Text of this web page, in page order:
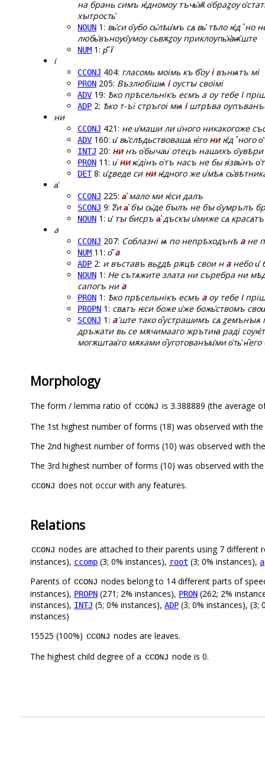
на брань симъ ѥ҅дномоу тъчь҆ѭ҄ о҅браꙁоу
хꙑтрость҆
NOUN 1: вь҆си о̑убо сь҆лѣи҅мъ сꙙ вь҆ тѣло ѥ҅дꙿно
любь҆въноуо̑умоу сьвѫꙁоу приклоупь҆ꙗ҅ѭ̑ште
NUM 1: р҃҃ї
і
CCONJ 404: гласомь моімь къ б҃оуівънѩтъ мі
PRON 205: Възлюбішѩ іоустꙑ своімі
ADV 19: Ѣко прѣсельнікъ есмъ а оу тебе І
ADP 2: Ѣко т-ъі стръгоі мѩ іштрѣва
ни
CCONJ 421: не и҅маши ли и҅ного никакогоже
ADV 160: и҅ вь҆слѣдьствовашꙙ ѥ҅го ниѥ҅дꙿного
INTJ 20: нинъ о͑бычаи͗ отецъ нашихъ о̑увѣри
PRON 11: и͑ниѥ͑дінъ о͑тъ насъ не бы я͑звь͗нъ
DET8: и҅ꙁведе си ниѥ҅дного же и҅мѣѧ
а҅
CCONJ 225: а҅мало ми ѥ҅си далъ
SCONJ 9: г꙯иа҅бꙑ сь҆де бꙑлъ не бꙑ о̑умрълъ
NOUN 1: и҅ тꙑ бисръ а҅дъскꙑ и҅миже сꙙ
а
CCONJ 207: Соблазні ѩ по непрѣходънѣ ане
NUM 11: о҃а
ADP 2: и въставъ вьꙁдѣ рѫцѣ свои н анебо и҅
NOUN 1: Не сътѧжите злата ни съребра ни
сапогъ ни а
PRON 1: Ѣко прѣсельнікъ есмъ аоу тебе І
PROPN 1: свꙙтъ ѥси боже и҅же божь҆ствомъ
SCONJ 1: а҅ште тако о҄устрашимъ сꙙ ꙁемънꙑѧ
дръжати вь се мѫчимааго жрътиꙗ раді
могѫштаа҅го мѫками о҄уготованꙑи҅ми о҅ть҆
Morphology
The form / lemma ratio of CCONJ is 3.388889 (the average
The 1st highest number of forms (18) was observed with the
The 2nd highest number of forms (10) was observed with
The 3rd highest number of forms (10) was observed with
CCONJ does not occur with any features.
Relations
CCONJ nodes are attached to their parents using 7 different
instances), ccomp (3; 0% instances), root (3; 0% instances),
Parents of CCONJ nodes belong to 14 different parts of
instances), PROPN (271; 2% instances), PRON (262; 2%
instances), INTJ (5; 0% instances), ADP (3; 0% instances), (3;
instances)
15525 (100%) CCONJ nodes are leaves.
The highest child degree of a CCONJ node is 0.
.